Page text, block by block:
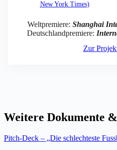
New York Times)
Weltpremiere: Shanghai
Deutschlandpremiere:
Zur
Weitere Dokumente
Pitch-Deck – „Die schlechteste